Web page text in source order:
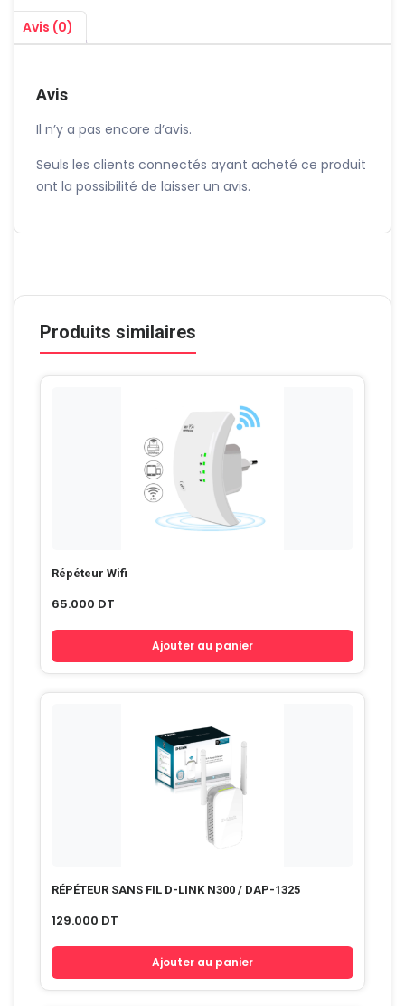
LINK
DAP-
1530
Avis (0)
Avis
Il n’y a pas encore d’avis.
Seuls les clients connectés ayant acheté ce produit
ont la possibilité de laisser un avis.
Produits similaires
Répéteur Wifi
65.000 DT
Ajouter au panier
RÉPÉTEUR SANS FIL D-LINK N300 / DAP-1325
129.000 DT
Ajouter au panier